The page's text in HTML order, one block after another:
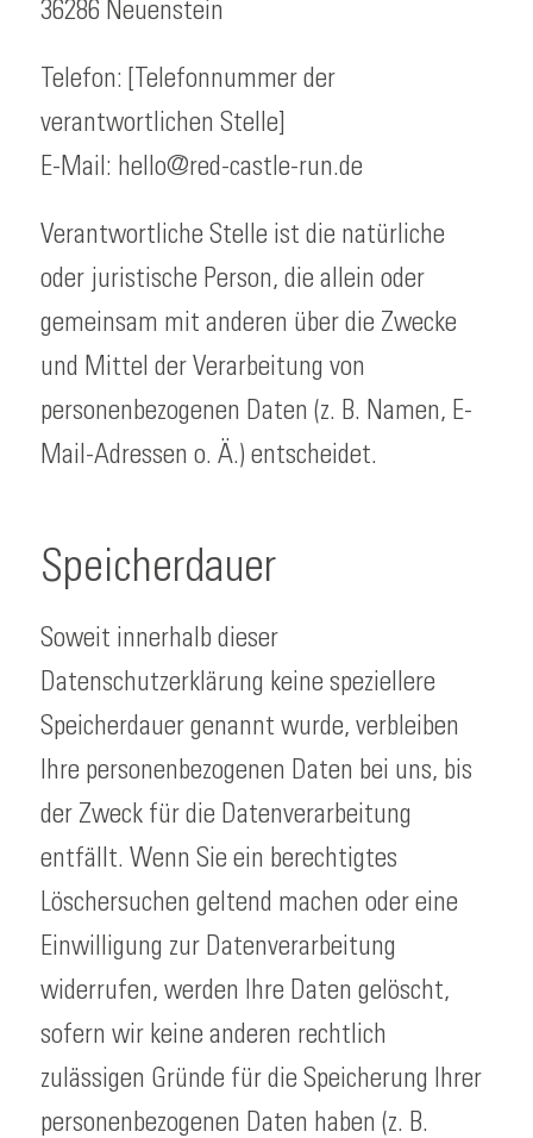
36286 Neuenstein
Telefon: [Telefonnummer der
verantwortlichen Stelle]
E-Mail: hello@red-castle-run.de
Verantwortliche Stelle ist die natürliche
oder juristische Person, die allein oder
gemeinsam mit anderen über die Zwecke
und Mittel der Verarbeitung von
personenbezogenen Daten (z. B. Namen, E-
Mail-Adressen o. Ä.) entscheidet.
Speicherdauer
Soweit innerhalb dieser
Datenschutzerklärung keine speziellere
Speicherdauer genannt wurde, verbleiben
Ihre personenbezogenen Daten bei uns, bis
der Zweck für die Datenverarbeitung
entfällt. Wenn Sie ein berechtigtes
Löschersuchen geltend machen oder eine
Einwilligung zur Datenverarbeitung
widerrufen, werden Ihre Daten gelöscht,
sofern wir keine anderen rechtlich
zulässigen Gründe für die Speicherung Ihrer
personenbezogenen Daten haben (z. B.